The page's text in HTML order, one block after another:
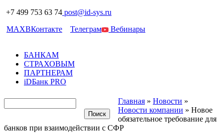
+7 499 753 63 74 post@id-sys.ru
MAXВКонтакте Телеграм Вебинары
БАНКАМ
СТРАХОВЫМ
ПАРТНЕРАМ
iDБанк PRO
Главная » Новости »
Новости компании » Новое
обязательное требование для
банков при взаимодействии с СФР